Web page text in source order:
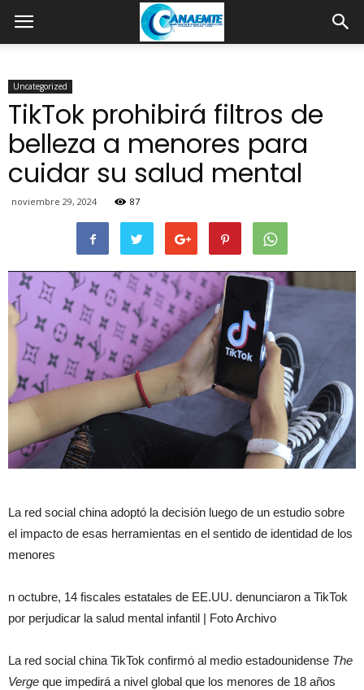
Uncategorized
TikTok prohibirá filtros de
belleza a menores para
cuidar su salud mental
noviembre 29, 2024 87
La red social china adoptó la decisión luego de un estudio sobre
el impacto de esas herramientas en el sentido de identidad de los
menores
n octubre, 14 fiscales estatales de EE.UU. denunciaron a TikTok
por perjudicar la salud mental infantil | Foto Archivo
La red social china TikTok confirmó al medio estadounidense The
Verge que impedirá a nivel global que los menores de 18 años